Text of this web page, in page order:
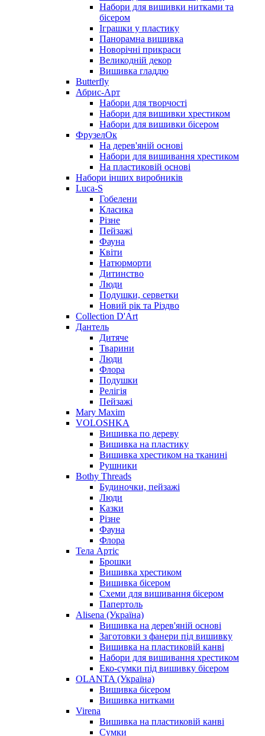
Набори для вишивки нитками та
бісером
Іграшки у пластику
Панорамна вишивка
Новорічні прикраси
Великодній декор
Вишивка гладдю
Butterfly
Абрис-Арт
Набори для творчості
Набори для вишивки хрестиком
Набори для вишивки бісером
ФрузелОк
На дерев'яній основі
Набори для вишивання хрестиком
На пластиковій основі
Набори інших виробників
Luca-S
Гобелени
Класика
Різне
Пейзажі
Фауна
Квіти
Натюрморти
Дитинство
Люди
Подушки, серветки
Новий рік та Різдво
Collection D'Art
Дантель
Дитяче
Тварини
Люди
Флора
Подушки
Релігія
Пейзажі
Mary Maxim
VOLOSHKA
Вишивка по дереву
Вишивка на пластику
Вишивка хрестиком на тканині
Рушники
Bothy Threads
Будиночки, пейзажі
Люди
Казки
Різне
Фауна
Флора
Тела Артіс
Брошки
Вишивка хрестиком
Вишивка бісером
Схеми для вишивання бісером
Папертоль
Alisena (Україна)
Вишивка на дерев'яній основі
Заготовки з фанери під вишивку
Вишивка на пластиковій канві
Набори для вишивання хрестиком
Еко-сумки під вишивку бісером
OLANTA (Україна)
Вишивка бісером
Вишивка нитками
Virena
Вишивка на пластиковій канві
Сумки